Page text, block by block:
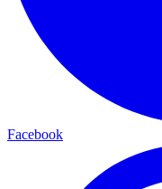
Facebook